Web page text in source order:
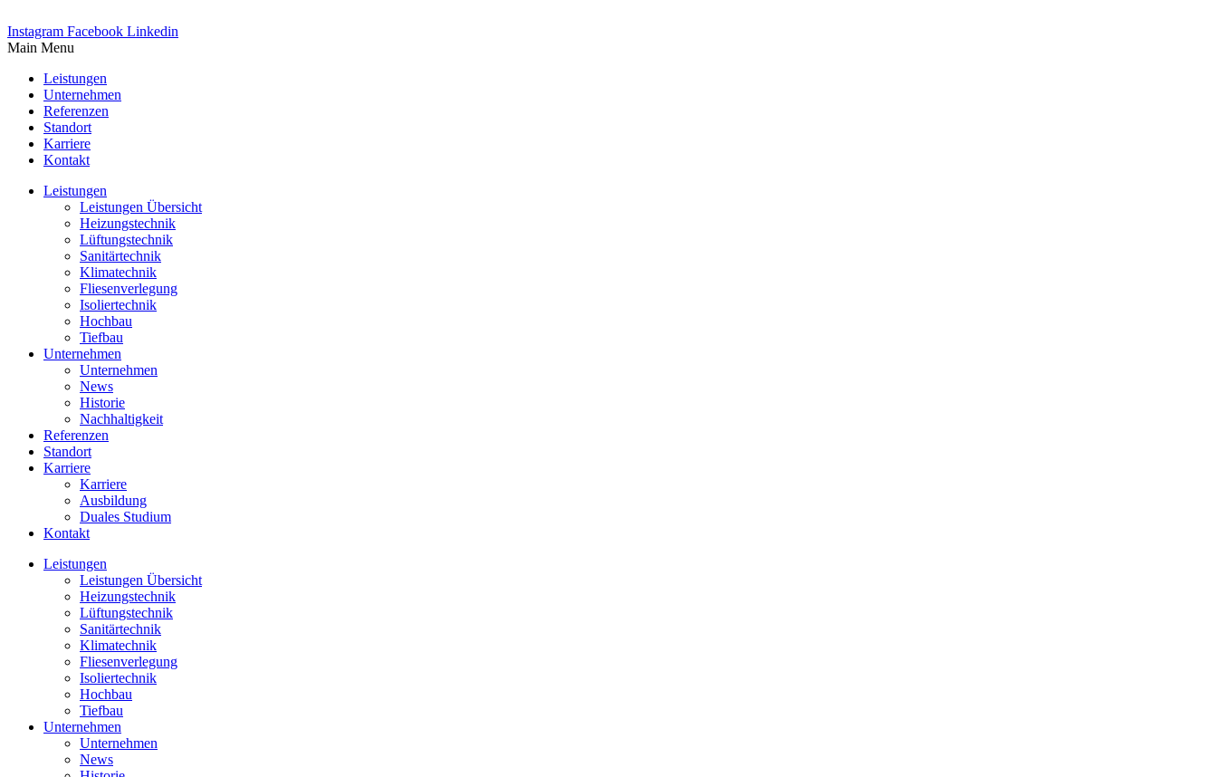
Instagram Facebook Linkedin
Main Menu
Leistungen
Unternehmen
Referenzen
Standort
Karriere
Kontakt
Leistungen
Leistungen Übersicht
Heizungstechnik
Lüftungstechnik
Sanitärtechnik
Klimatechnik
Fliesenverlegung
Isoliertechnik
Hochbau
Tiefbau
Unternehmen
Unternehmen
News
Historie
Nachhaltigkeit
Referenzen
Standort
Karriere
Karriere
Ausbildung
Duales Studium
Kontakt
Leistungen
Leistungen Übersicht
Heizungstechnik
Lüftungstechnik
Sanitärtechnik
Klimatechnik
Fliesenverlegung
Isoliertechnik
Hochbau
Tiefbau
Unternehmen
Unternehmen
News